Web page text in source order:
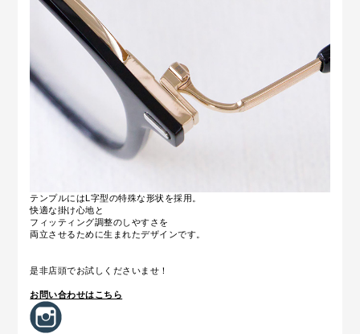
テンプルにはL字型の特殊な形状を採用。
快適な掛け心地と
フィッティング調整のしやすさを
両立させるために生まれたデザインです。
是非店頭でお試しくださいませ！
お問い合わせはこちら